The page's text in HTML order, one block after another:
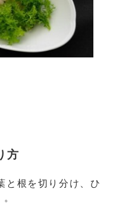
方
と根を切り分け、ひ